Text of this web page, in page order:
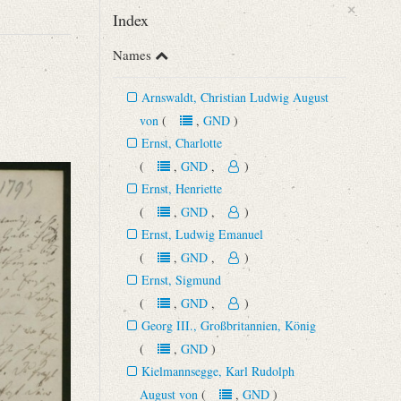
×
Index
Names
Arnswaldt, Christian Ludwig August
von (, GND)
Ernst, Charlotte
(, GND, )
Ernst, Henriette
(, GND, )
Ernst, Ludwig Emanuel
(, GND, )
Ernst, Sigmund
(, GND, )
Georg III., Großbritannien, König
(, GND)
Kielmannsegge, Karl Rudolph
August von (, GND)